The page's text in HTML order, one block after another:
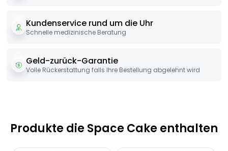
Kundenservice rund um die Uhr
Schnelle medizinische Beratung
Geld-zurück-Garantie
Volle Rückerstattung falls Ihre Bestellung abgelehnt wird
Produkte die Space Cake enthalten